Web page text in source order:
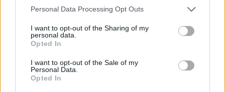
Personal Data Processing Opt Outs
I want to opt-out of the Sharing of my
personal data.
Opted In
I want to opt-out of the Sale of my
Personal Data.
Opted In
Για τα μέλη της Π.Ε.Α.Ν.Δ.
(ταμειακά ενήμερα για το
τρέχον έτος) παρέχεται
με τα εξής κόστη:
20€/μέλος στην διαδρομή των 10 χλμ.
10€/μέλος στην διαδρομη των 5 χλμ.